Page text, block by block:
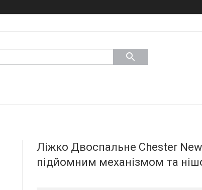
Ліжко Двоспальне Chester
підйомним механізмом та